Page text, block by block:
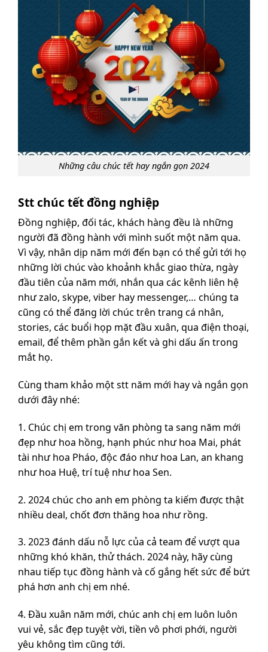
Những câu chúc tết hay ngắn gọn 2024
Stt chúc tết đồng nghiệp
Đồng nghiệp, đối tác, khách hàng đều là những
người đã đồng hành với mình suốt một năm qua.
Vì vậy, nhân dịp năm mới đến bạn có thể gửi tới họ
những lời chúc vào khoảnh khắc giao thừa, ngày
đầu tiên của năm mới, nhắn qua các kênh liên hệ
như zalo, skype, viber hay messenger,… chúng ta
cũng có thể đăng lời chúc trên trang cá nhân,
stories, các buổi họp mặt đầu xuân, qua điện thoại,
email, để thêm phần gắn kết và ghi dấu ấn trong
mắt họ.
Cùng tham khảo một stt năm mới hay và ngắn gọn
dưới đây nhé:
1. Chúc chị em trong văn phòng ta sang năm mới
đẹp như hoa hồng, hạnh phúc như hoa Mai, phát
tài như hoa Pháo, độc đáo như hoa Lan, an khang
như hoa Huệ, trí tuệ như hoa Sen.
2. 2024 chúc cho anh em phòng ta kiếm được thật
nhiều deal, chốt đơn thăng hoa như rồng.
3. 2023 đánh dấu nỗ lực của cả team để vượt qua
những khó khăn, thử thách. 2024 này, hãy cùng
nhau tiếp tục đồng hành và cố gắng hết sức để bứt
phá hơn anh chị em nhé.
4. Đầu xuân năm mới, chúc anh chị em luôn luôn
vui vẻ, sắc đẹp tuyệt vời, tiền vô phơi phới, người
yêu không tìm cũng tới.